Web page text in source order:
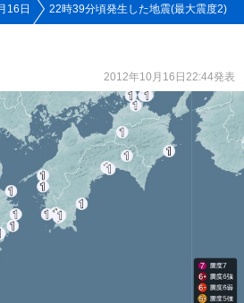
16日 22時39分頃発生した地震(最大震度2)
2012年10月16日22:44発表